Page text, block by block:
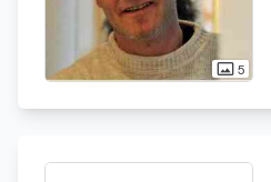
photo_size_select_actual5